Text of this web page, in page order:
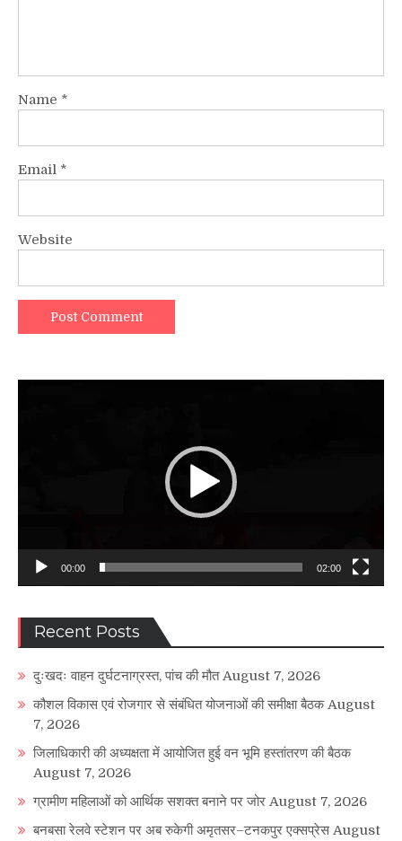
Name *
Email *
Website
00:00 02:00
Recent Posts
दुःखदः वाहन दुर्घटनाग्रस्त, पांच की मौत August 7, 2026
कौशल विकास एवं रोजगार से संबंधित योजनाओं की समीक्षा बैठक August
7, 2026
जिलाधिकारी की अध्यक्षता में आयोजित हुई वन भूमि हस्तांतरण की बैठक
August 7, 2026
ग्रामीण महिलाओं को आर्थिक सशक्त बनाने पर जोर August 7, 2026
बनबसा रेलवे स्टेशन पर अब रुकेगी अमृतसर–टनकपुर एक्सप्रेस August